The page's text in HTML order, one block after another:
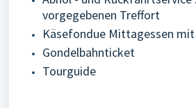
vorgegebenen Treffort
Käsefondue Mittagessen
Gondelbahnticket
Tourguide